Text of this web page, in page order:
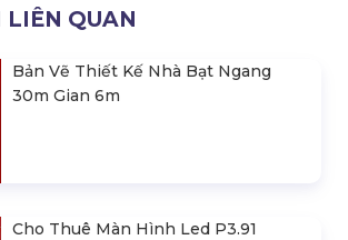
LIÊN QUAN
Bản Vẽ Thiết Kế Nhà Bạt Ngang
30m Gian 6m
Cho Thuê Màn Hình Led P3.91